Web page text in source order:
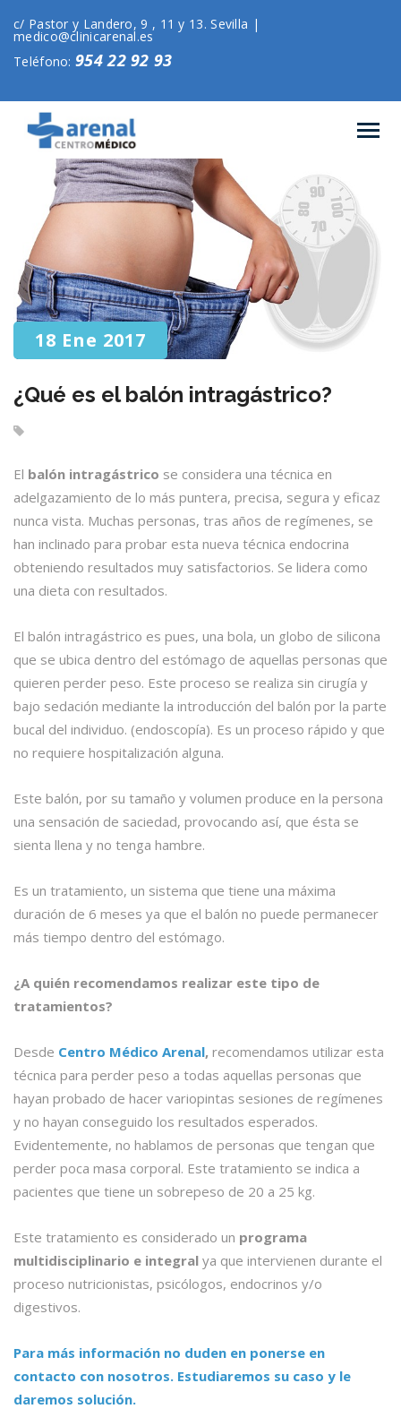
c/ Pastor y Landero, 9 , 11 y 13. Sevilla |
medico@clinicarenal.es
Teléfono: 954 22 92 93
18 Ene 2017
¿Qué es el balón intragástrico?
El balón intragástrico se considera una técnica en
adelgazamiento de lo más puntera, precisa, segura y eficaz
nunca vista. Muchas personas, tras años de regímenes, se
han inclinado para probar esta nueva técnica endocrina
obteniendo resultados muy satisfactorios. Se lidera como
una dieta con resultados.
El balón intragástrico es pues, una bola, un globo de silicona
que se ubica dentro del estómago de aquellas personas que
quieren perder peso. Este proceso se realiza sin cirugía y
bajo sedación mediante la introducción del balón por la parte
bucal del individuo. (endoscopía). Es un proceso rápido y que
no requiere hospitalización alguna.
Este balón, por su tamaño y volumen produce en la persona
una sensación de saciedad, provocando así, que ésta se
sienta llena y no tenga hambre.
Es un tratamiento, un sistema que tiene una máxima
duración de 6 meses ya que el balón no puede permanecer
más tiempo dentro del estómago.
¿A quién recomendamos realizar este tipo de
tratamientos?
Desde Centro Médico Arenal, recomendamos utilizar esta
técnica para perder peso a todas aquellas personas que
hayan probado de hacer variopintas sesiones de regímenes
y no hayan conseguido los resultados esperados.
Evidentemente, no hablamos de personas que tengan que
perder poca masa corporal. Este tratamiento se indica a
pacientes que tiene un sobrepeso de 20 a 25 kg.
Este tratamiento es considerado un programa
multidisciplinario e integral ya que intervienen durante el
proceso nutricionistas, psicólogos, endocrinos y/o
digestivos.
Para más información no duden en ponerse en
contacto con nosotros. Estudiaremos su caso y le
daremos solución.